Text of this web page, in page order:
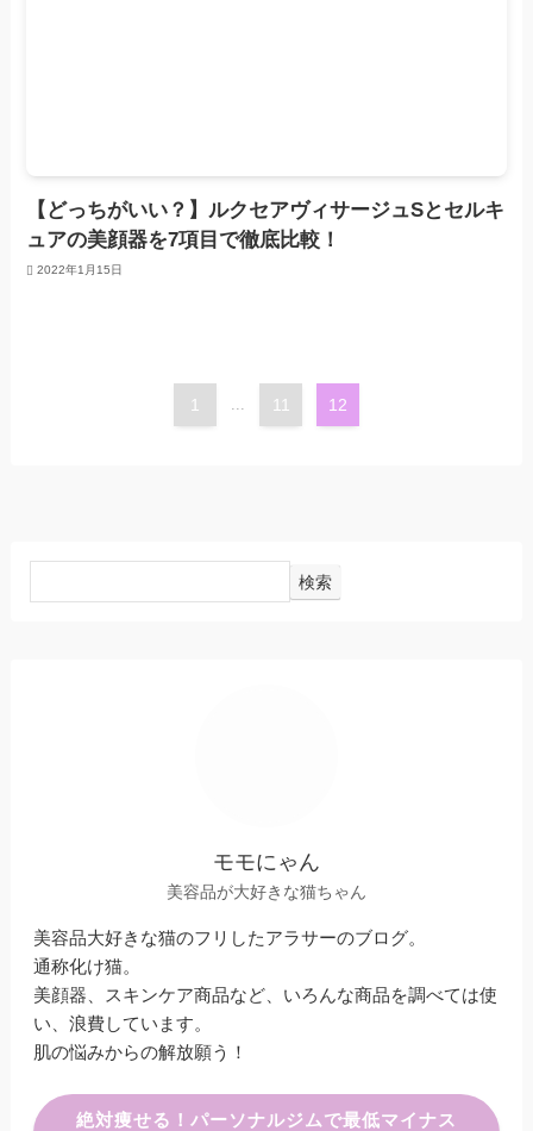
【どっちがいい？】ルクセアヴィサージュSとセルキ
ュアの美顔器を7項目で徹底比較！
2022年1月15日
1 ... 11 12
検索
モモにゃん
美容品が大好きな猫ちゃん
美容品大好きな猫のフリしたアラサーのブログ。
通称化け猫。
美顔器、スキンケア商品など、いろんな商品を調べては使
い、浪費しています。
肌の悩みからの解放願う！
絶対痩せる！パーソナルジムで最低マイナス